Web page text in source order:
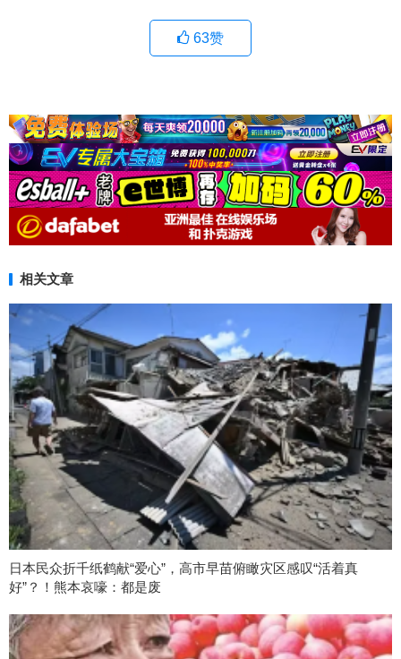
63赞
相关文章
日本民众折千纸鹤献“爱心”，高市早苗俯瞰灾区感叹“活着真
好”？！熊本哀嚎：都是废